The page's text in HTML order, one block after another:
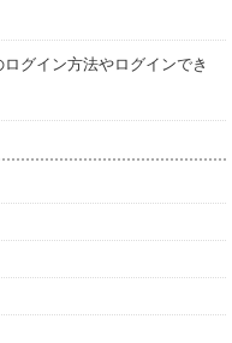
グイン方法やログインでき